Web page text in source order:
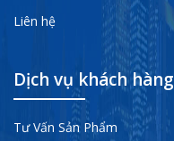
Liên hệ
Dịch vụ khách hàng
Tư Vấn Sản Phẩm